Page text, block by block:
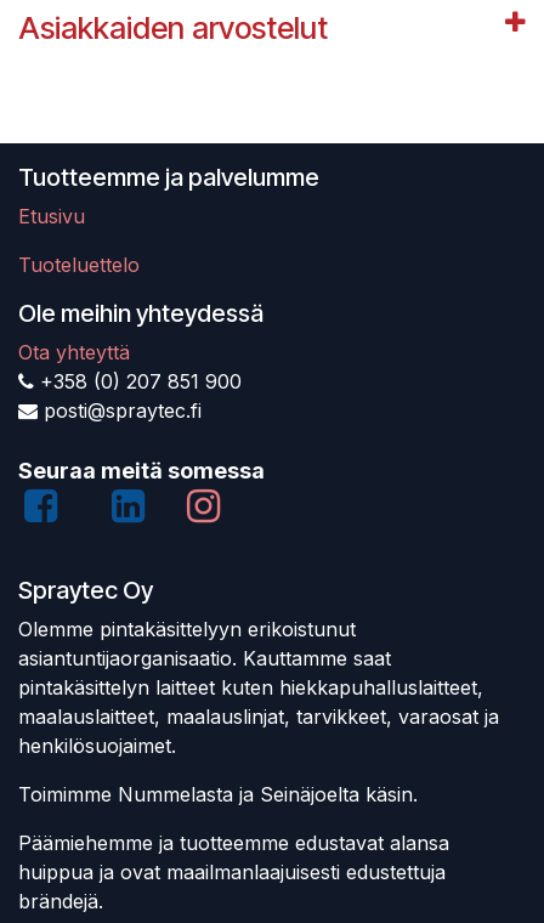
Asiakkaiden arvostelut
Tuotteemme ja palvelumme
Etusivu
Tuoteluettelo
Ole meihin yhteydessä
Ota yhteyttä
+358 (0) 207 851 900
posti@spraytec.fi
Seuraa meitä somessa
Spraytec Oy
Olemme pintakäsittelyyn erikoistunut
asiantuntijaorganisaatio. Kauttamme saat
pintakäsittelyn laitteet kuten hiekkapuhalluslaitteet,
maalauslaitteet, maalauslinjat, tarvikkeet, varaosat ja
henkilösuojaimet.
Toimimme Nummelasta ja Seinäjoelta käsin.
Päämiehemme ja tuotteemme edustavat alansa
huippua ja ovat maailmanlaajuisesti edustettuja
brändejä.